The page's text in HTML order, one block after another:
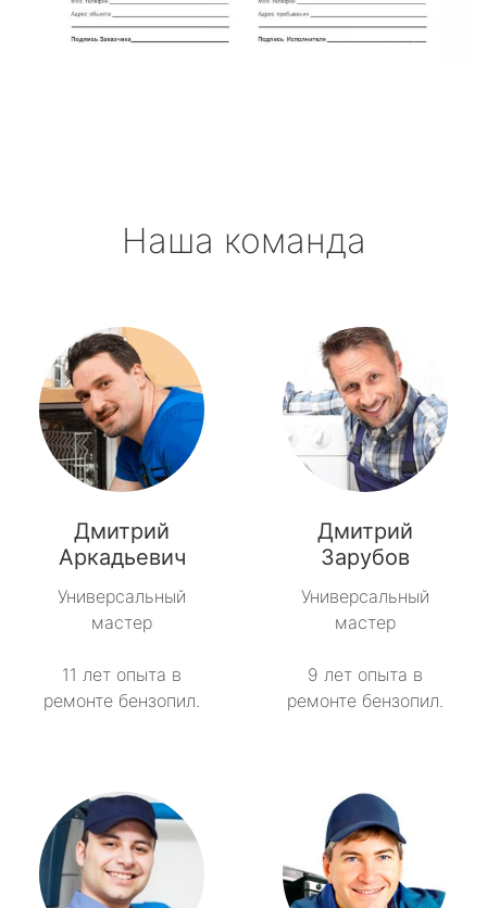
Наша команда
Дмитрий
Аркадьевич
Универсальный
мастер
11 лет опыта в
ремонте бензопил.
Дмитрий
Зарубов
Универсальный
мастер
9 лет опыта в
ремонте бензопил.